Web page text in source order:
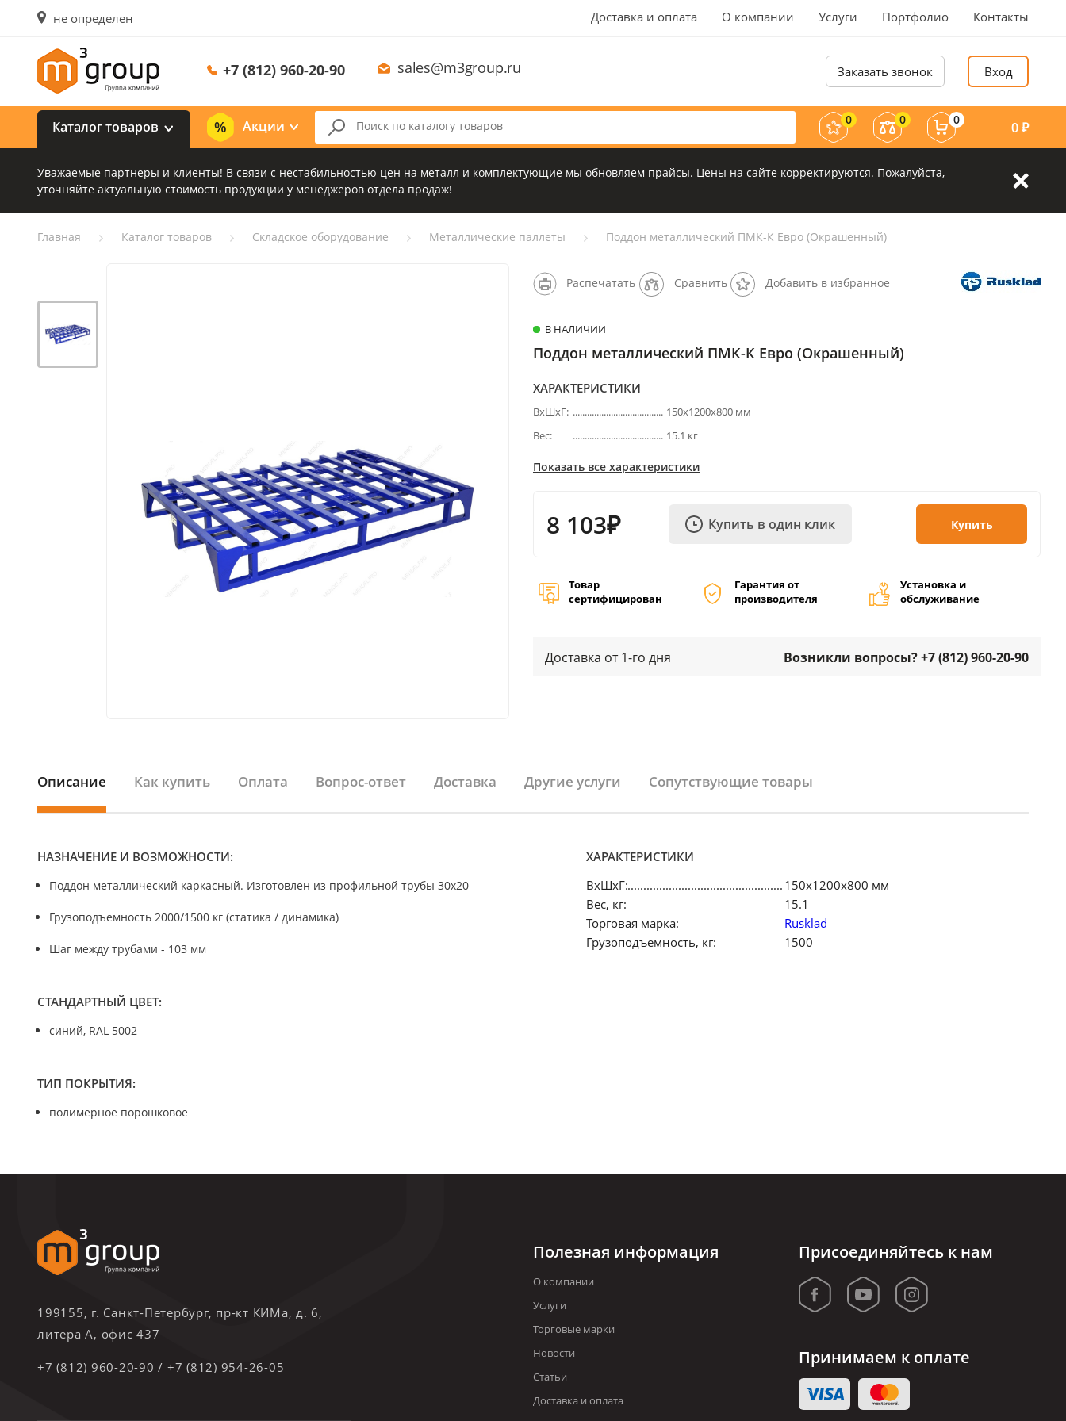
не определен Доставка и оплата О компании Услуги Портфолио Контакты
+7 (812) 960-20-90 sales@m3group.ru Заказать звонок Вход
Каталог товаров Акции 0 0 0 0₽
Уважаемые партнеры и клиенты! В связи с нестабильностью цен на металл и комплектующие мы обновляем прайсы. Цены на сайте корректируются. Пожалуйста,
уточняйте актуальную стоимость продукции у менеджеров отдела продаж!
Главная Каталог товаров Складское оборудование Металлические паллеты Поддон металлический ПМК-К Евро (Окрашенный)
Распечатать Сравнить Добавить в избранное
В НАЛИЧИИ
Поддон металлический ПМК-К Евро (Окрашенный)
ХАРАКТЕРИСТИКИ
ВхШхГ:
150х1200х800 мм
Вес:
15.1 кг
Показать все характеристики
8 103₽ Купить в один клик Купить
Товар
сертифицирован
Гарантия от
производителя
Установка и
обслуживание
Доставка от 1-го дня Возникли вопросы? +7 (812) 960-20-90
Описание Как купить Оплата Вопрос-ответ Доставка Другие услуги Сопутствующие товары
НАЗНАЧЕНИЕ И ВОЗМОЖНОСТИ:
Поддон металлический каркасный. Изготовлен из профильной трубы 30х20
Грузоподъемность 2000/1500 кг (статика / динамика)
Шаг между трубами - 103 мм
СТАНДАРТНЫЙ ЦВЕТ:
синий, RAL 5002
ТИП ПОКРЫТИЯ:
полимерное порошковое
ХАРАКТЕРИСТИКИ
ВхШхГ:
150х1200х800 мм
Вес, кг:
15.1
Торговая марка:
Rusklad
Грузоподъемность, кг:
1500
199155, г. Санкт-Петербург, пр-кт КИМа, д. 6,
литера А, офис 437
+7 (812) 960-20-90 / +7 (812) 954-26-05
Полезная информация
О компании
Услуги
Торговые марки
Новости
Статьи
Доставка и оплата
Присоединяйтесь к нам
Принимаем к оплате